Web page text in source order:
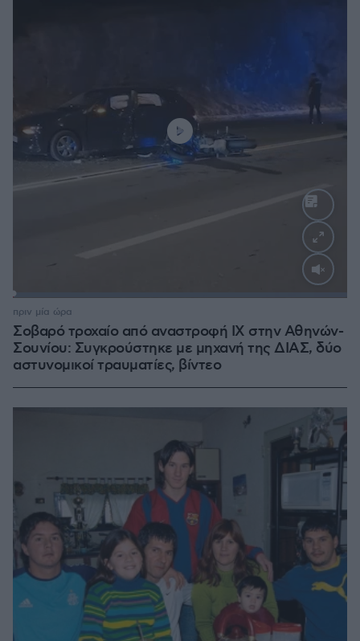
Σοβαρό τροχαίο από αναστροφή ΙΧ στην Αθηνών-
Σουνίου: Συγκρούστηκε με μηχανή της ΔΙΑΣ, δύο
αστυνομικοί τραυματίες, βίντεο
πριν μία ώρα